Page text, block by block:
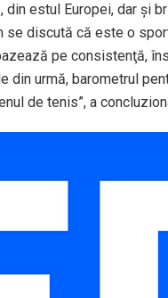
din estul Europei, dar
se discută că este o
pe consistenţă,
din urmă, barometrul
de tenis”, a